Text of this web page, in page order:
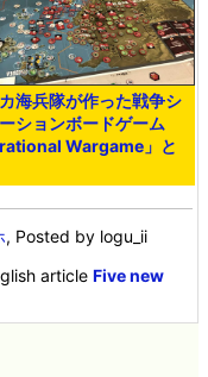
海兵隊が作った戦争シ
ションボードゲーム
Wargame」と
, Posted by logu_ii
articleFive new